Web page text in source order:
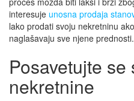
interesuje unosna prodaja
lako prodati svoju nekretninu
naglašavaju sve njene prednosti.
Posavetujte
nekretnine